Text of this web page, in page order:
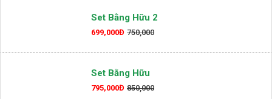
Set Bằng Hữu 2
699,000Đ 750,000
Set Bằng Hữu
795,000Đ 850,000